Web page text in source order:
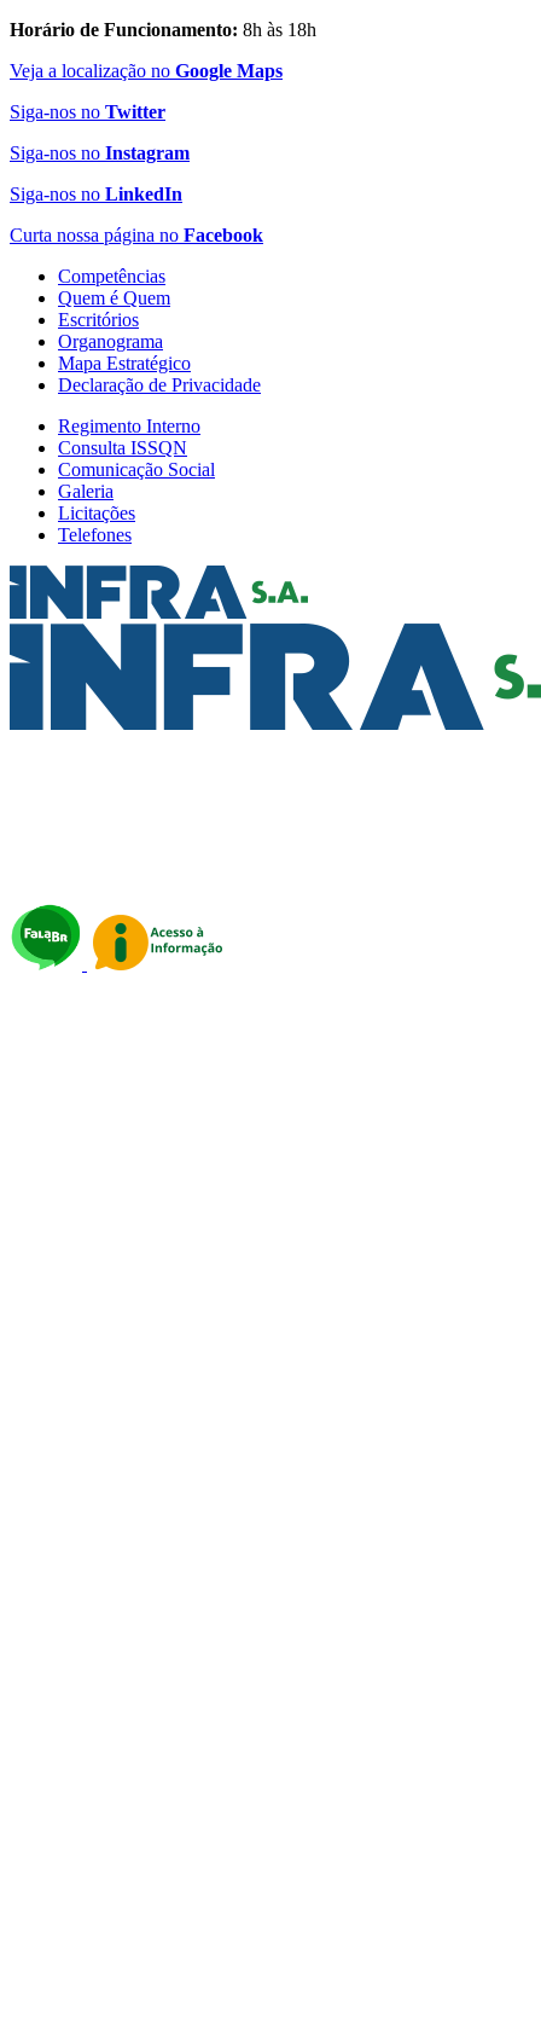
Horário de Funcionamento: 8h às 18h
Veja a localização no Google Maps
Siga-nos no Twitter
Siga-nos no Instagram
Siga-nos no LinkedIn
Curta nossa página no Facebook
Competências
Quem é Quem
Escritórios
Organograma
Mapa Estratégico
Declaração de Privacidade
Regimento Interno
Consulta ISSQN
Comunicação Social
Galeria
Licitações
Telefones